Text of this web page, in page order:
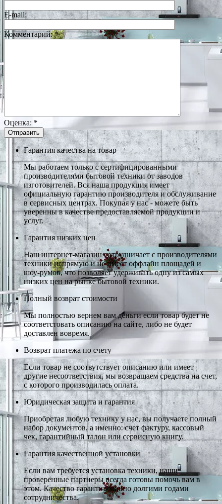
E-mail:
Комментарий:*
Оценка: *
Гарантия качества на товар
Мы работаем только с сертифицированными
производителями бытовой техники от заводов
изготовителей. Вся наша продукция имеет
официальную гарантию производителя и обслуживание
в сервисных центрах. Покупая у нас - можете быть
уверенны в качестве предоставляемой продукции и
услуг.
Гарантия низких цен
Наш интернет-магазин сотрудничает с производителями
техники напрямую и не имеет оффлайн площадей и
шоу-румов, что позволяет удерживать одну из самых
низких цен на рынке бытовой техники.
Полный возврат стоимости
Мы полностью вернем вам деньги если товар будет не
соответстовать описанию на сайте, либо не будет
доставлен вовремя.
Возврат платежа по счету
Если товар не соотвутствует описанию или имеет
другие несоответствия, мы возвращаем средства на счет,
с которого производилась оплата.
Юридическая защита и гарантия
Приобретая любую технику у нас, вы получаете полный
набор документов, а именно: счет фактуру, кассовый
чек, гарантийный талон или сервисную книгу.
Гарантия качественной установки
Если вам требуется установка техники, наши
проверенные партнеры всегда готовы помочь вам в
этом. Качество гарантированно долгими годами
сотрудничества.